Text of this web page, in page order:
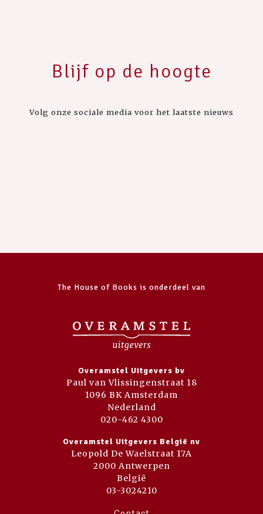
Blijf op de hoogte
Volg onze sociale media voor het laatste nieuws
The House of Books is onderdeel van
Overamstel Uitgevers bv
Paul van Vlissingenstraat 18
1096 BK Amsterdam
Nederland
020-462 4300
Overamstel Uitgevers België nv
Leopold De Waelstraat 17A
2000 Antwerpen
België
03-3024210